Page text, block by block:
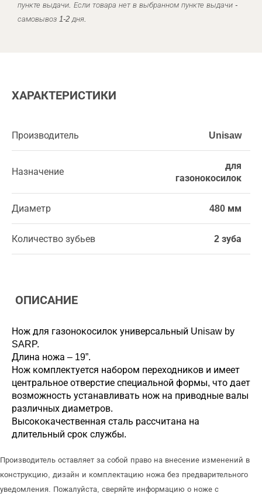
пункте выдачи. Если товара нет в выбранном пункте выдачи -
самовывоз 1-2 дня.
ХАРАКТЕРИСТИКИ
Производитель Unisaw
Назначение
для
газонокосилок
Диаметр 480 мм
Количество зубьев 2 зуба
ОПИСАНИЕ
Нож для газонокосилок универсальный Unisaw by
SARP.
Длина ножа – 19”.
Нож комплектуется набором переходников и имеет
центральное отверстие специальной формы, что дает
возможность устанавливать нож на приводные валы
различных диаметров.
Высококачественная сталь рассчитана на
длительный срок службы.
Производитель оставляет за собой право на внесение изменений в
конструкцию, дизайн и комплектацию ножа без предварительного
уведомления. Пожалуйста, сверяйте информацию о ноже с